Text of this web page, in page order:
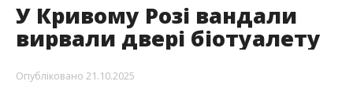
У Кривому Розі вандали
вирвали двері біотуалету
Опубліковано 21.10.2025